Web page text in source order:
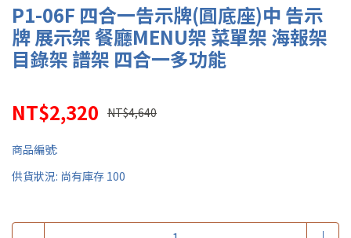
P1-06F 四合一告示牌(圓底座)中 告示
牌 展示架 餐廳MENU架 菜單架 海報架
目錄架 譜架 四合一多功能
NT$2,320 NT$4,640
商品編號:
供貨狀況: 尚有庫存 100